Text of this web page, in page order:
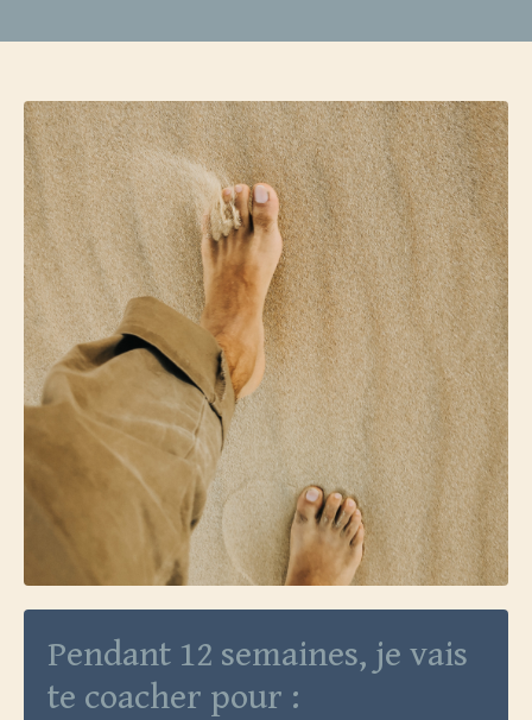
Pendant 12 semaines, je vais
te coacher pour :